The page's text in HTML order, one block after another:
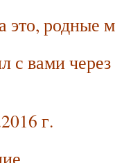
это, родные
с вами
г.